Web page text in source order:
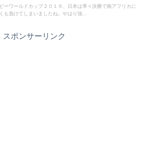
ーワールドカップ２０１９、日本は準々決勝で南アフリカに
も負けてしまいましたね。やはり強...
スポンサーリンク